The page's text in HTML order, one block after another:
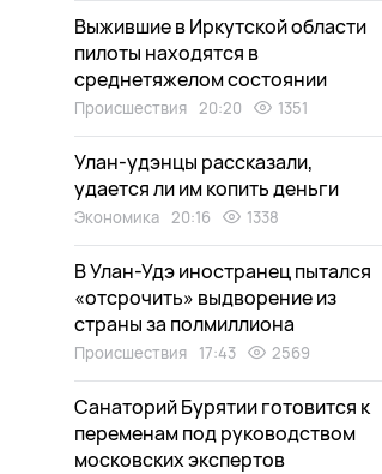
Выжившие в Иркутской области
пилоты находятся в
среднетяжелом состоянии
Происшествия 20:20 1351
Улан-удэнцы рассказали,
удается ли им копить деньги
Экономика 20:16 1338
В Улан-Удэ иностранец пытался
«отсрочить» выдворение из
страны за полмиллиона
Происшествия 17:43 2569
Санаторий Бурятии готовится к
переменам под руководством
московских экспертов